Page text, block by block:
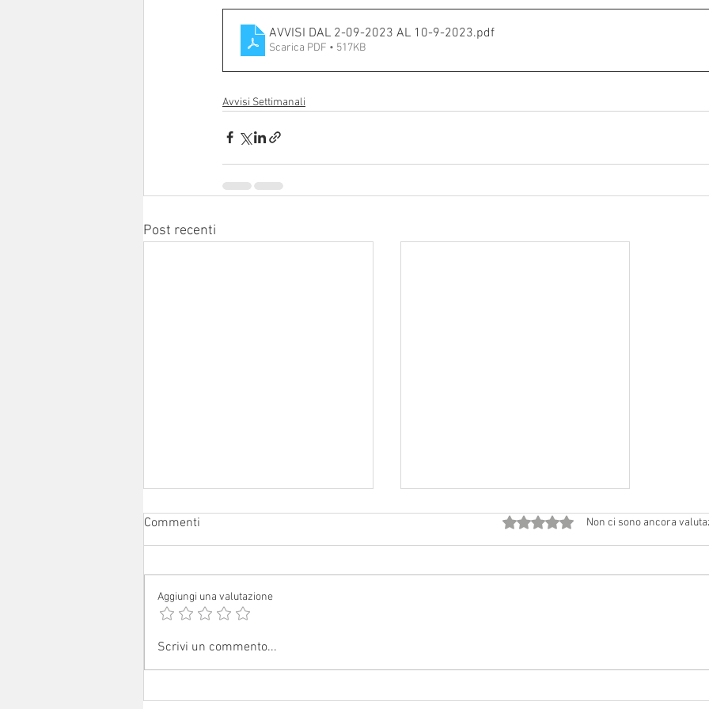
AVVISI DAL 2-09-2023 AL 10-9-2023.pdf
Scarica PDF • 517KB
Avvisi Settimanali
Post recenti
Avvisi dal 1° al 16 agosto 2026
Commenti Valutazione 0 stelle su 5.
Non ci sono ancora
Aggiungi una valutazione
Scrivi un commento...